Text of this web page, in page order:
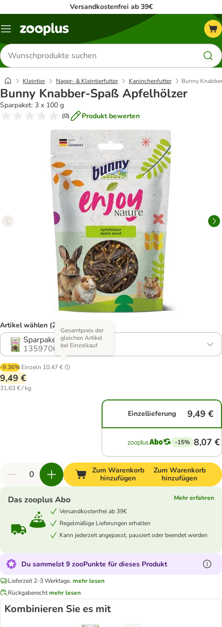
Versandkostenfrei ab 39€
Menü
Produkte
suchen
Kleintier Nager- & Kleintierfutter Kaninchenfutter Bunny
Bunny Knabber-Spaß Apfelhölzer
Sparpaket: 3 x 100 g
(0) Produkt bewerten
Artikel wählen (2 Varianten)
Sparpaket: 3 x 100 g
1359706.2
-9.36% Einzeln 10,47 €
Gesamtpreis der
gleichen Artikel
bei Einzelkauf
9,49 €
31,63 € / kg
Einzellieferung 9,49 €
-15% 8,07 €
Zum Warenkorb
hinzufügen
Zum Warenkorb
hinzufügen
Das zooplus Abo
Mehr erfahren
Versandkostenfrei ab 39€
Regelmäßige Lieferungen erhalten
Kann jederzeit angepasst, pausiert oder beendet werden
Du sammelst 9 zooPunkte für dieses Produkt
Lieferzeit 2-3 Werktage. mehr lesen
Rückgaberechtmehr lesen
Kombinieren Sie es mit